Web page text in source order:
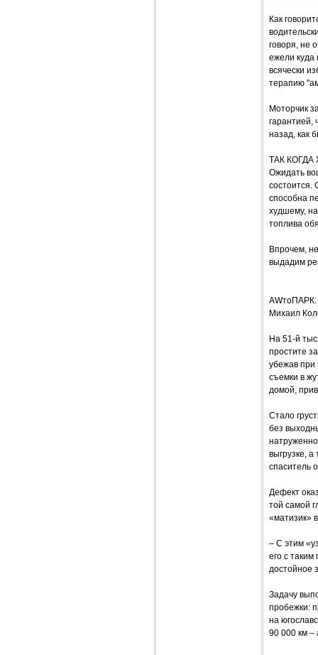
Как
говоря, не
ежели куда
всячески
терапию
Моторчик
гарантией,
назад, как
ТАК КОГДА
Ожидать
состоится.
способна
худшему,
топлива
Впрочем,
выдадим
AWтоПАРК:
Михаил
На 51-й
простите
убежав при
съемки в
домой,
Стало
без
натруженно
выгрузке,
спаситель
Дефект
той самой
«матизик»
– С этим
его с
достойное
Задачу
пробежки:
на
90 000 км